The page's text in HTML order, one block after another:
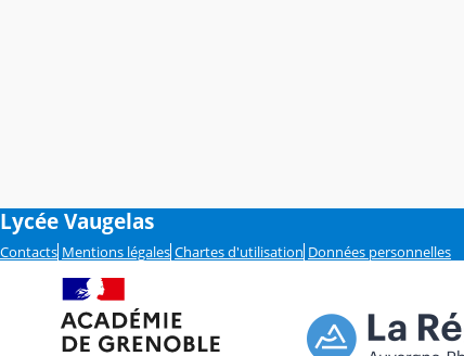
Lycée Vaugelas
Contacts Mentions légales Chartes d'utilisation Données personnelles